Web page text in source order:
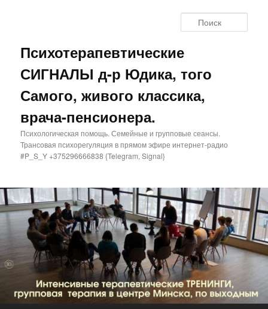
Психотерапевтические
СИГНАЛЫ д-р Юдика, того
Самого, живого классика,
врача-пенсионера.
Психологическая помощь. Семейные и групповые сеансы.
Трансовая психорегуляция в прямом эфире интернет-радио
#P_S_Y +375296666838 {Telegram, Signal}